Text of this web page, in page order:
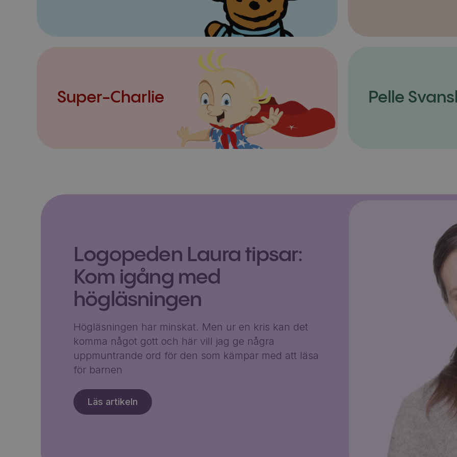
Super-Charlie Pelle
Logopeden Laura tipsar:
Kom igång med
högläsningen
Högläsningen har minskat. Men ur en kris kan det
komma något gott och här vill jag ge några
uppmuntrande ord för den som kämpar med att läsa
för barnen
Läs artikeln